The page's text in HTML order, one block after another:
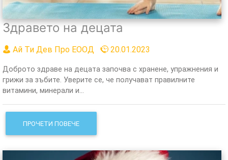
Здравето на децата
Ай Ти Дев Про ЕООД 20.01.2023
Доброто здраве на децата започва с хранене, упражнения и
грижи за зъбите. Уверите се, че получават правилните
витамини, минерали и...
ПРОЧЕТИ ПОВЕЧЕ